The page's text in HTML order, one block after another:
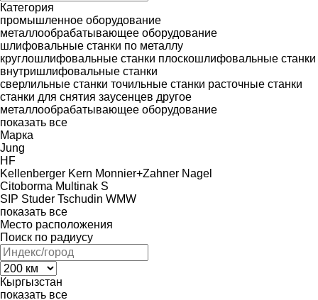
Категория
промышленное оборудование
металлообрабатывающее оборудование
шлифовальные станки по металлу
круглошлифовальные станки плоскошлифовальные станки
внутришлифовальные станки
сверлильные станки точильные станки расточные станки
станки для снятия заусенцев другое
металлообрабатывающее оборудование
показать все
Марка
Jung
HF
Kellenberger Kern Monnier+Zahner Nagel
Citoborma Multinak S
SIP Studer Tschudin WMW
показать все
Место расположения
Поиск по радиусу
Кыргызстан
показать все